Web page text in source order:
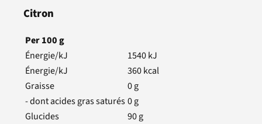
Citron
Per100g
Énergie/kJ
1540kJ
Énergie/kJ
360kcal
Graisse
0g
- dont acides gras saturés0g
Glucides
90g